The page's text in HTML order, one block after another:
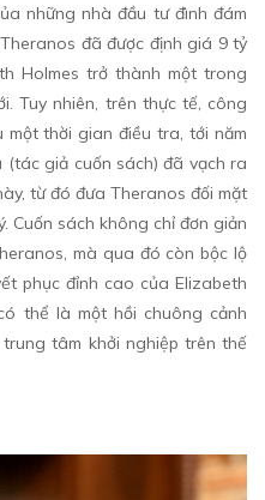
những nhà đầu tư đình đám
đã được định giá 9 tỷ
Holmes trở thành một trong
Tuy nhiên, trên thực tế, công
thời gian điều tra, tới năm
(tác giả cuốn sách) đã vạch ra
từ đó đưa Theranos đối mặt
Cuốn sách không chỉ đơn giản
mà qua đó còn bộc lộ
phục đỉnh cao của Elizabeth
thể là một hồi chuông cảnh
tâm khởi nghiệp trên thế